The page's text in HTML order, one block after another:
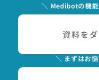
＼ Medibotの機
資料を
＼ まずはお